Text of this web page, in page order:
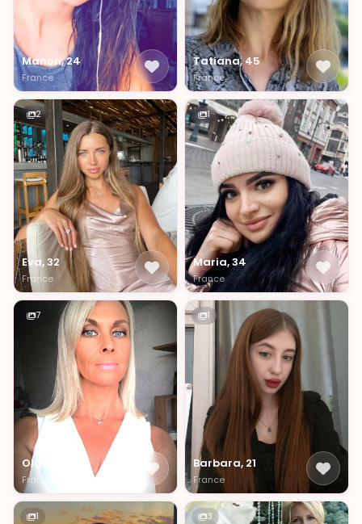
Manon, 24
France
Tatiana, 45
France
2
Eva, 32
France
1
Maria, 34
France
7
Olga, 50
France
1
Barbara, 21
France
1 3